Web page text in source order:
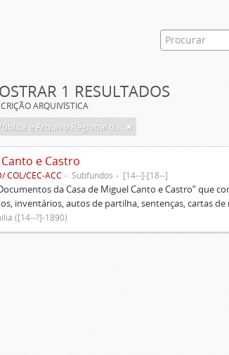
1 RESULTADOS
ARQUIVÍSTICA
Biblioteca Pública e Arquivo Regional de Ponta Delgada
e Castro
COL/CEC-ACC Subfundos [14--]-[18--]
da Casa de Miguel Canto e Castro” que
inventários, autos de partilha, sentenças, cartas
([14--?]-1890)